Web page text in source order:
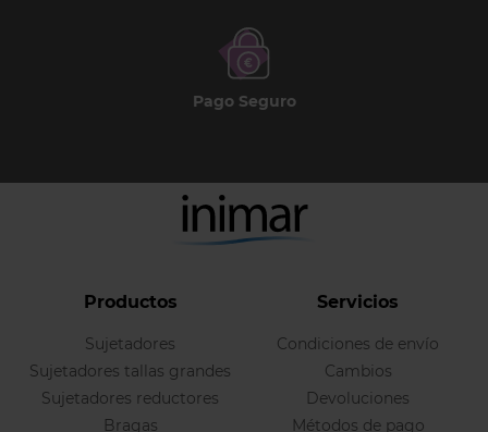
Pago Seguro
Productos
Sujetadores
Sujetadores tallas grandes
Sujetadores reductores
Bragas
Servicios
Condiciones de envío
Cambios
Devoluciones
Métodos de pago